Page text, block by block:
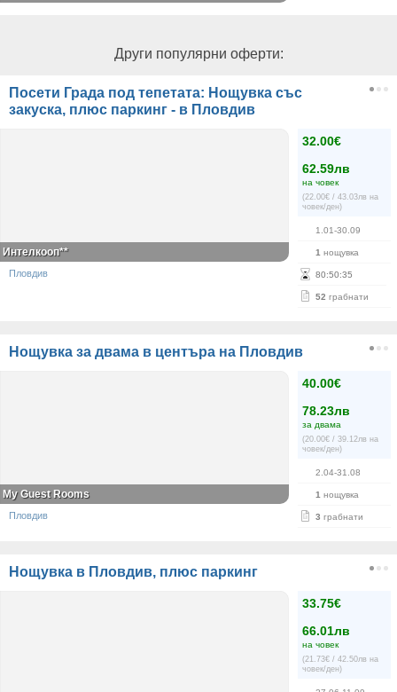
Други популярни оферти:
Посети Града под тепетата: Нощувка със
закуска, плюс паркинг - в Пловдив
32.00€
62.59лв
на човек
(22.00€ / 43.03лв на
човек/ден)
1.01-30.09
1 нощувка
80:50:35
52 грабнати
Интелкооп**
Пловдив
Нощувка за двама в центъра на Пловдив
40.00€
78.23лв
за двама
(20.00€ / 39.12лв на
човек/ден)
2.04-31.08
1 нощувка
3 грабнати
My Guest Rooms
Пловдив
Нощувка в Пловдив, плюс паркинг
33.75€
66.01лв
на човек
(21.73€ / 42.50лв на
човек/ден)